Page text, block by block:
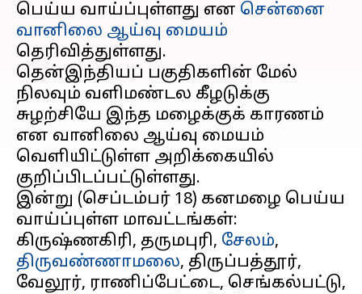
பெய்ய வாய்ப்புள்ளது என சென்னை
வானிலை ஆய்வு மையம்
தெரிவித்துள்ளது.
தென்இந்தியப் பகுதிகளின் மேல்
நிலவும் வளிமண்டல கீழடுக்கு
சுழற்சியே இந்த மழைக்குக் காரணம்
என வானிலை ஆய்வு மையம்
வெளியிட்டுள்ள அறிக்கையில்
குறிப்பிடப்பட்டுள்ளது.
இன்று (செப்டம்பர் 18) கனமழை பெய்ய
வாய்ப்புள்ள மாவட்டங்கள்:
கிருஷ்ணகிரி, தருமபுரி, சேலம்,
திருவண்ணாமலை, திருப்பத்தூர்,
வேலூர், ராணிப்பேட்டை, செங்கல்பட்டு,